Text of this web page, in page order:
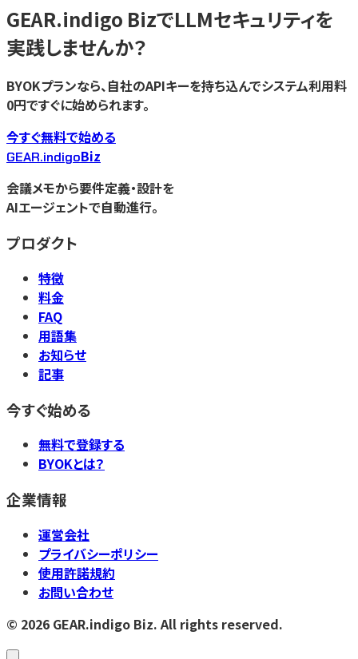
GEAR.indigo BizでLLMセキュリティを
実践しませんか？
BYOKプランなら、自社のAPIキーを持ち込んでシステム利用料
0円ですぐに始められます。
今すぐ無料で始める
GEAR.indigoBiz
会議メモから要件定義・設計を
AIエージェントで自動進行。
プロダクト
特徴
料金
FAQ
用語集
お知らせ
記事
今すぐ始める
無料で登録する
BYOKとは？
企業情報
運営会社
プライバシーポリシー
使用許諾規約
お問い合わせ
© 2026 GEAR.indigo Biz. All rights reserved.